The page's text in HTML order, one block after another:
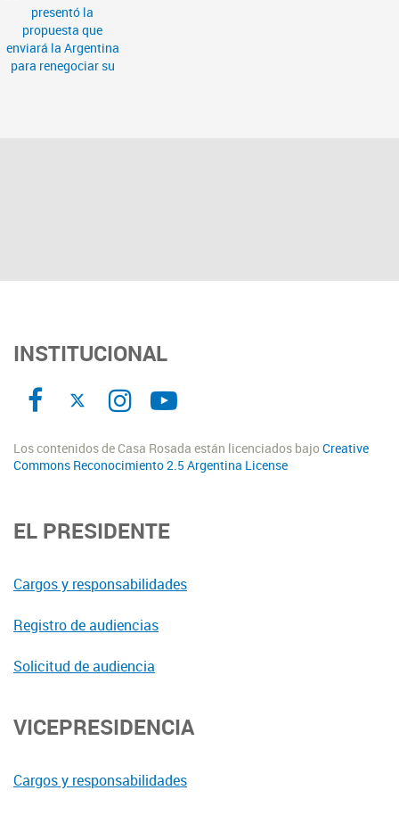
INSTITUCIONAL
Los contenidos de Casa Rosada están licenciados bajoCreative
Commons Reconocimiento 2.5 Argentina License
EL PRESIDENTE
Cargos y responsabilidades
Registro de audiencias
Solicitud de audiencia
VICEPRESIDENCIA
Cargos y responsabilidades